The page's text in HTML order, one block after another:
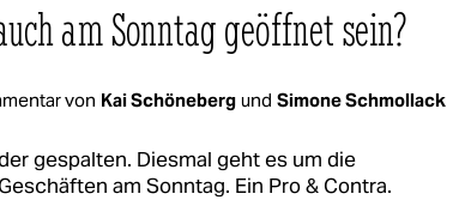
am Sonntag geöffnet sein?
von Kai Schöneberg und Simone Schmollack
gespalten. Diesmal geht es um die
am Sonntag. Ein Pro & Contra.